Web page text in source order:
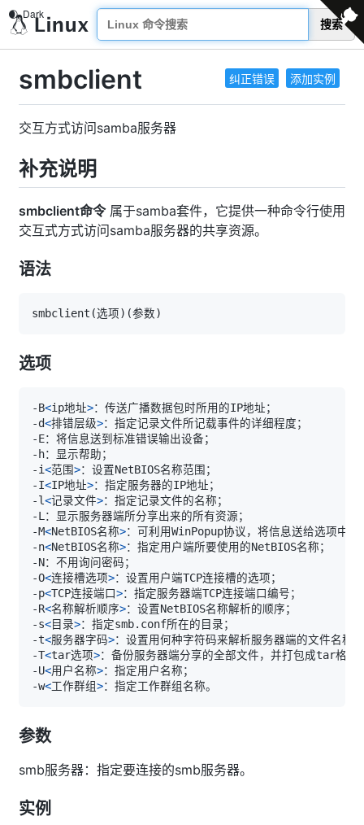
搜索
纠正错误 添加实例
smbclient
交互方式访问samba服务器
补充说明
smbclient命令属于samba套件，它提供一种命令行使用
交互式方式访问samba服务器的共享资源。
语法
smbclient (选项) (参数)
选项
-B<ip地址>
-d<排错层级>
-i<范围>
-I<IP地址>
-l<记录文件>
-M<NetBIOS名称>
-n<NetBIOS名称>
-O<连接槽选项>
-p<TCP连接端口>
-R<名称解析顺序>
-s<目录>
-t<服务器字码>
-T<tar选项>
-U<用户名称>
-w<工作群组>
参数
smb服务器：指定要连接的smb服务器。
实例